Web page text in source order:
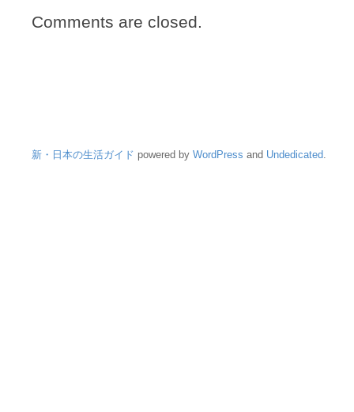
Comments are closed.
新・日本の生活ガイド powered by WordPress and Undedicated.